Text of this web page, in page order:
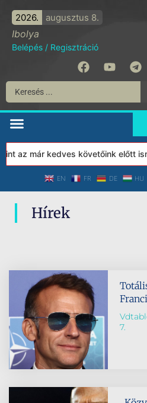
2026. augusztus 8.
Ibolya
Belépés / Regisztráció
az már kedves követőink előtt
EN FR DE HU
Hírek
7.